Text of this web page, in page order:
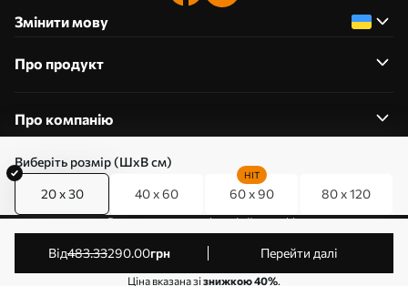
Виберіть розмір (ШхВ см)
20 x 30 40 x 60 60 x 90
HIT
80 x 120
від483.33290.00грн Перейти далі
Ціна вказана зізнижкою 40%.
Змінити мову
Про продукт
Про компанію
0800357223
Редагування дозволів на файли cookie
© 2011-2026 Art-holst. Усі права захищені. Власник:
ТОВ “КЛЄВЄР”. Код ЄДРПОУ: 31780602.